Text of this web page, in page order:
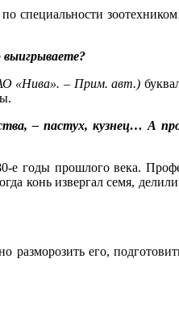
специальности
«Нива». – Прим. авт.)
– пастух, кузнец… А
е годы прошлого века.
конь извергал семя,
его,